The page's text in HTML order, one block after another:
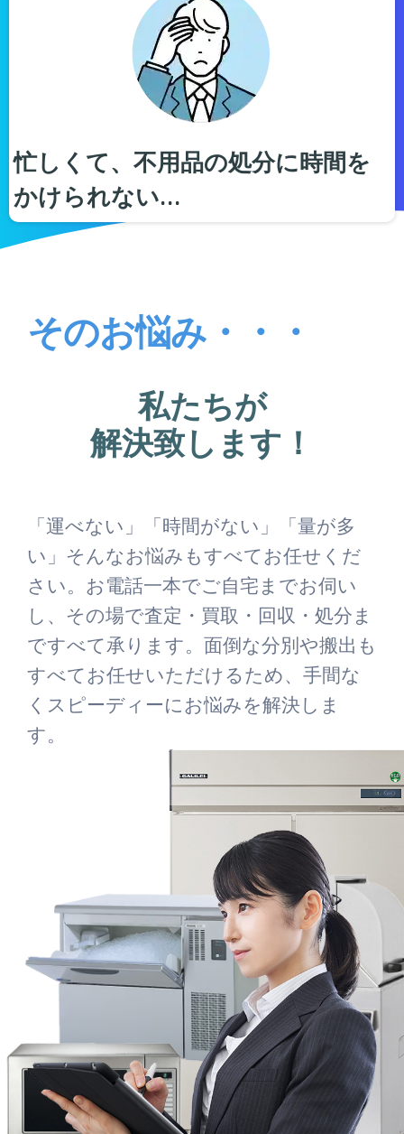
忙しくて、不用品の処分に時間を
かけられない…
そのお悩み・・・
私たちが
解決致します！
「運べない」「時間がない」「量が多
い」そんなお悩みもすべてお任せくだ
さい。お電話一本でご自宅までお伺い
し、その場で査定・買取・回収・処分ま
ですべて承ります。面倒な分別や搬出も
すべてお任せいただけるため、手間な
くスピーディーにお悩みを解決しま
す。